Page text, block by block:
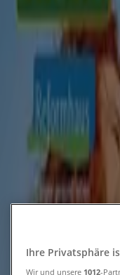
Kaufhäuser
Hörzentren
und Versicherungen
Biomärkte
Prospekte
Tiendeo in Berlin
Angebote für
Neu
25 Jahre
Ihre Privatsphäre
Wir und unsere 1012-